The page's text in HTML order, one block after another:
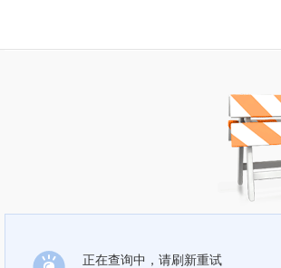
正在查询中，请刷新重试